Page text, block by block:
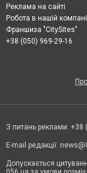
Реклама на сайті
Робота в нашій
Франшиза "CitySites"
+38 (050) 969-29-16
З питань реклами: +38
E-mail редакції:
Допускається